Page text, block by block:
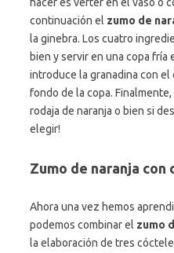
continuación el zumo de
la ginebra. Los cuatro
bien y servir en una copa fría
introduce la granadina con
fondo de la copa.
rodaja de naranja o bien si
elegir!
Zumo de naranja con
Ahora una vez hemos
podemos combinar el zumo
la elaboración de tres